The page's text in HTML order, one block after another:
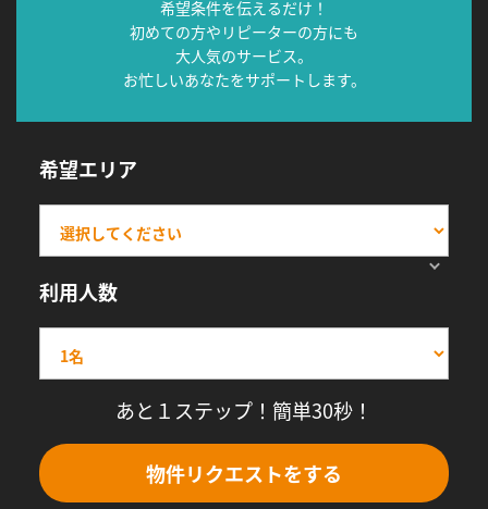
希望条件を伝えるだけ！
初めての方やリピーターの方にも
大人気のサービス。
お忙しいあなたをサポートします。
希望エリア
利用人数
あと１ステップ！簡単30秒！
物件リクエストをする